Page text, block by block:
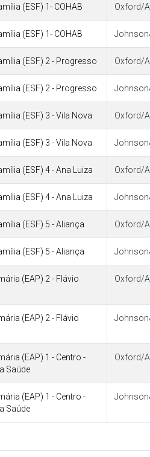
(ESF) 1- COHAB Oxford/
(ESF) 1- COHAB
(ESF) 2 - Progresso Oxford/
(ESF) 2 - Progresso
(ESF) 3 - Vila Nova Oxford/
(ESF) 3 - Vila Nova
(ESF) 4 - Ana Luiza Oxford/
(ESF) 4 - Ana Luiza
(ESF) 5 - Aliança Oxford/
(ESF) 5 - Aliança
(EAP) 2 - Flávio
Oxford/
(EAP) 2 - Flávio
(EAP) 1 - Centro -
Saúde
Oxford/
(EAP) 1 - Centro -
Saúde